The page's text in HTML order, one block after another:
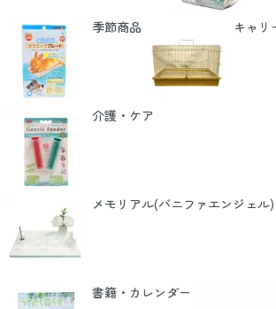
季節商品 キャリ
介護・ケア
メモリアル(バニファエンジェル)
書籍・カレンダー